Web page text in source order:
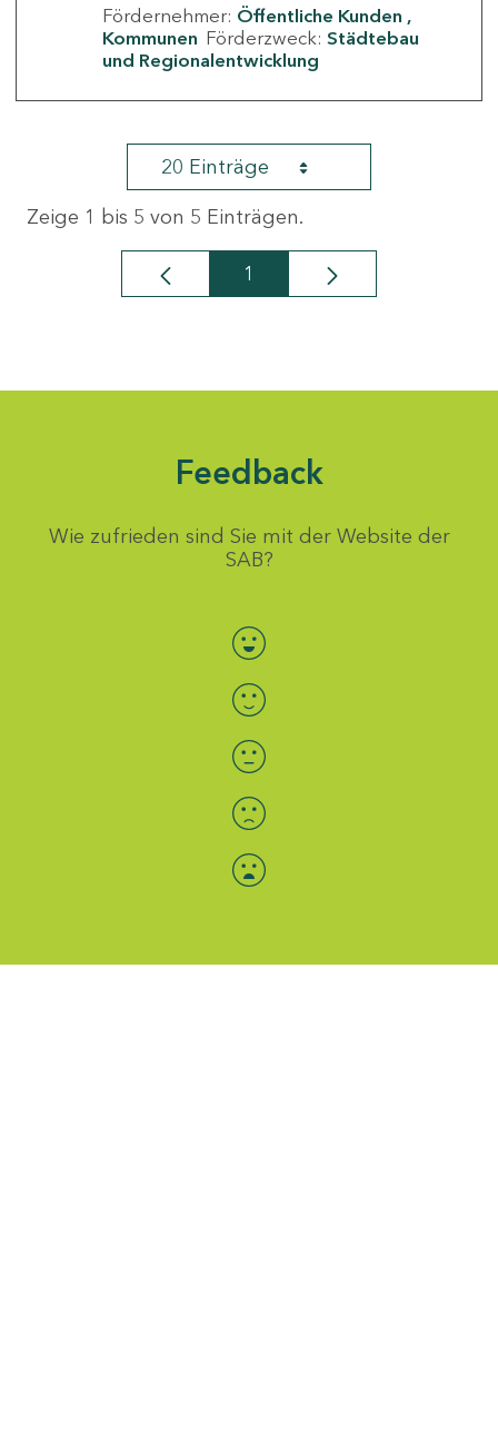
Fördernehmer: Öffentliche Kunden
Kommunen Förderzweck: Städtebau
und Regionalentwicklung
20 Einträge
Zeige 1 bis 5 von 5 Einträgen.
Seite
1
Feedback
Wie zufrieden sind Sie mit der Website der
SAB?
Bewertung auswählen